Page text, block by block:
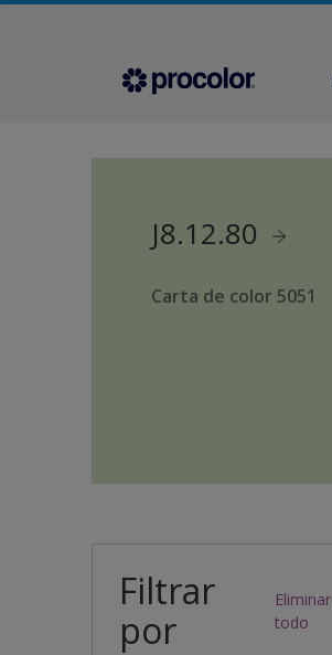
J8.12.80
Carta de color 5051
Filtrar
por
Eliminar
todo